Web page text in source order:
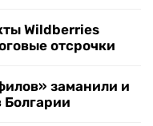
Wildberries
отсрочки
заманили и